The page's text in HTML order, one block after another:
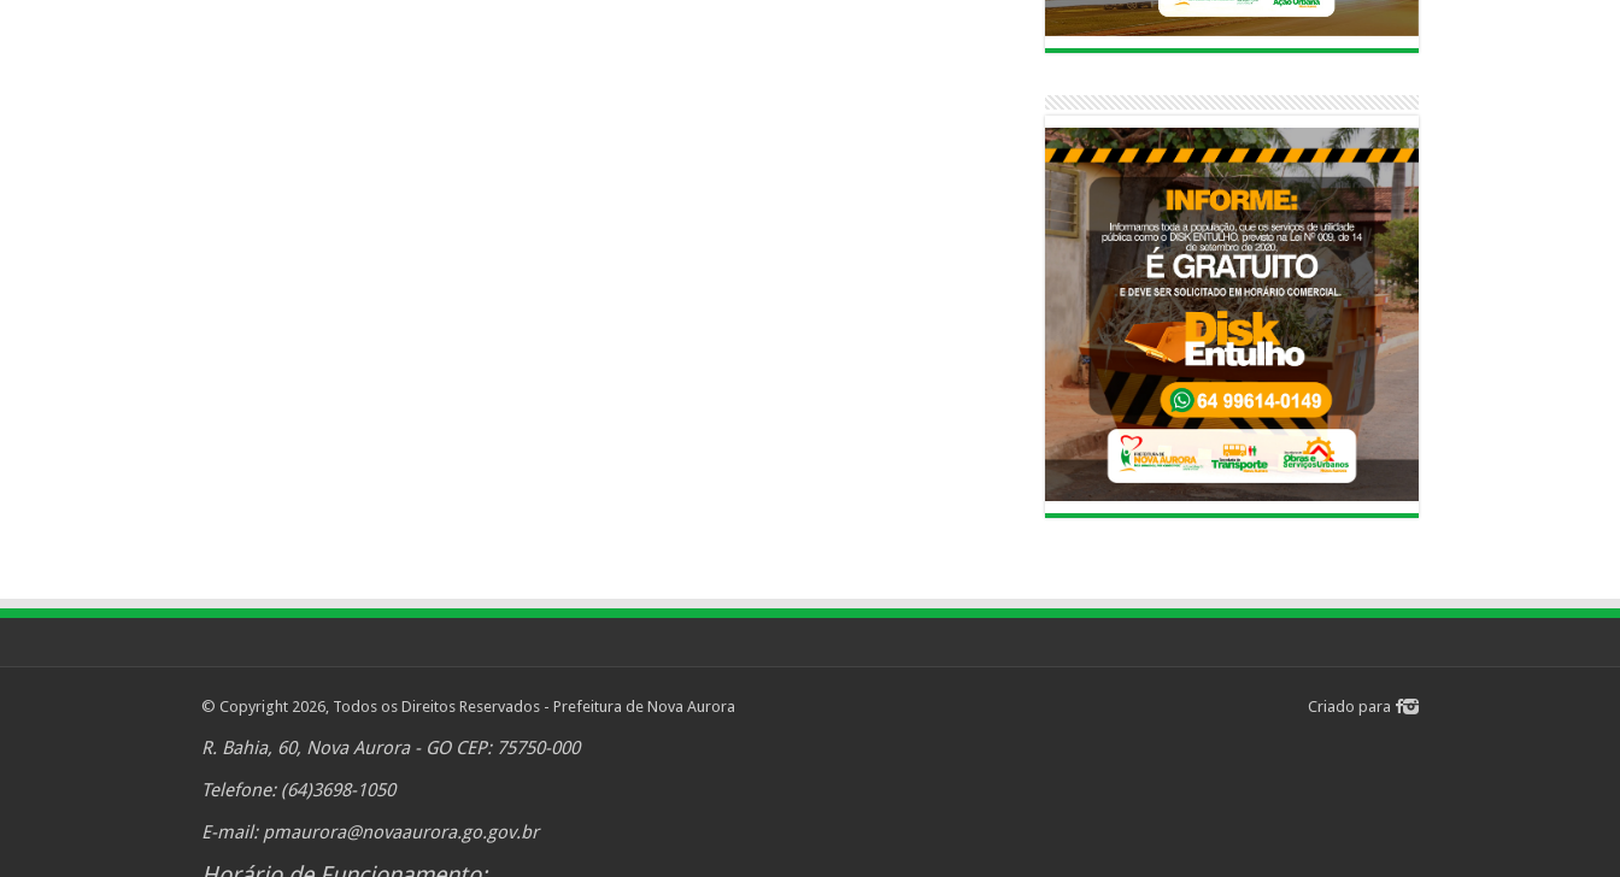
Criado para
© Copyright 2026, Todos os Direitos Reservados - Prefeitura de Nova Aurora
R. Bahia, 60, Nova Aurora - GO CEP: 75750-000
Telefone: (64)3698-1050
E-mail: pmaurora@novaaurora.go.gov.br